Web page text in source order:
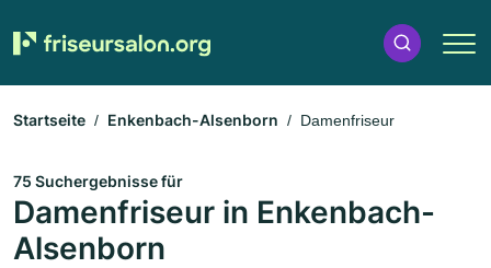
Startseite Enkenbach-Alsenborn Damenfriseur
75 Suchergebnisse für
Damenfriseur in Enkenbach-
Alsenborn